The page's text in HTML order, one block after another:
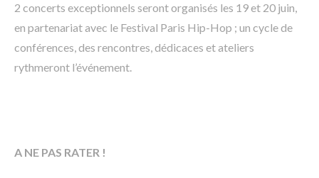
2 concerts exceptionnels seront organisés les 19 et 20 juin,
en partenariat avec le Festival Paris Hip-Hop ; un cycle de
conférences, des rencontres, dédicaces et ateliers
rythmeront l’événement.
A NE PAS RATER !